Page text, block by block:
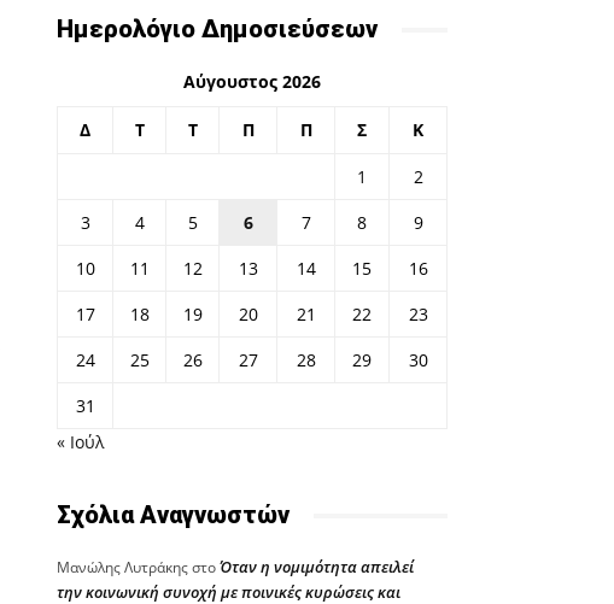
Ημερολόγιο Δημοσιεύσεων
Αύγουστος 2026
Δ Τ Τ Π Π Σ Κ
1
2
3
4 5 6 7 8
9
10
11 12 13 14 15
16
17
18 19 20 21 22
23
24
25 26 27 28 29
30
31
« Ιούλ
Σχόλια Αναγνωστών
Μανώλης ΛυτράκηςστοΌταν η νομιμότητα απειλεί
την κοινωνική συνοχή με ποινικές κυρώσεις και